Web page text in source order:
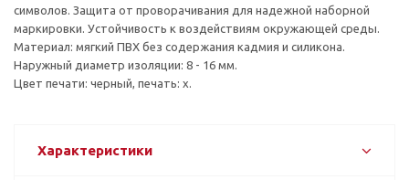
символов. Защита от проворачивания для надежной наборной
маркировки. Устойчивость к воздействиям окружающей среды.
Материал: мягкий ПВХ без содержания кадмия и силикона.
Наружный диаметр изоляции: 8 - 16 мм.
Цвет печати: черный, печать: x.
Характеристики